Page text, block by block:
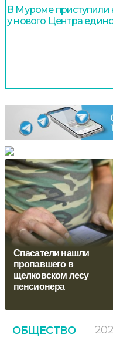
В Муроме приступили
у нового Центра
Спасатели нашли
пропавшего в
щелковском лесу
пенсионера
ОБЩЕСТВО